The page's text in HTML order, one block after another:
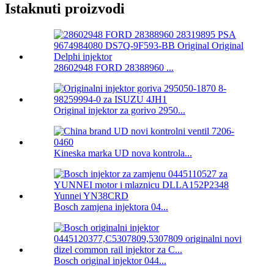
Istaknuti proizvodi
28602948 FORD 28388960 ...
Original injektor za gorivo 2950...
Kineska marka UD nova kontrola...
Bosch zamjena injektora 04...
Bosch original injektor 044...